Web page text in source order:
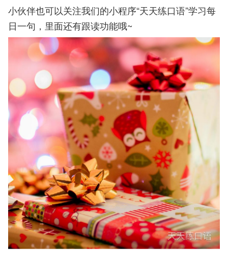
小伙伴也可以关注我们的小程序“天天练口语”学习每
日一句，里面还有跟读功能哦~